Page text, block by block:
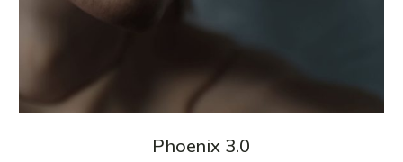
Phoenix 3.0